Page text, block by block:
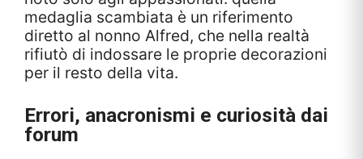
medaglia scambiata è un riferimento
diretto al nonno Alfred, che nella realtà
rifiutò di indossare le proprie decorazioni
per il resto della vita.
Errori, anacronismi e curiosità dai
forum